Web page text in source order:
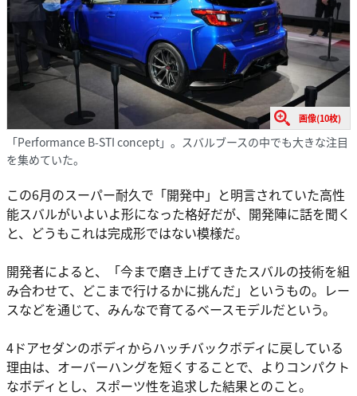
画像(10枚)
「Performance B-STI concept」。スバルブースの中でも大きな注目
を集めていた。
この6月のスーパー耐久で「開発中」と明言されていた高性
能スバルがいよいよ形になった格好だが、開発陣に話を聞く
と、どうもこれは完成形ではない模様だ。
開発者によると、「今まで磨き上げてきたスバルの技術を組
み合わせて、どこまで行けるかに挑んだ」というもの。レー
スなどを通じて、みんなで育てるベースモデルだという。
4ドアセダンのボディからハッチバックボディに戻している
理由は、オーバーハングを短くすることで、よりコンパクト
なボディとし、スポーツ性を追求した結果とのこと。